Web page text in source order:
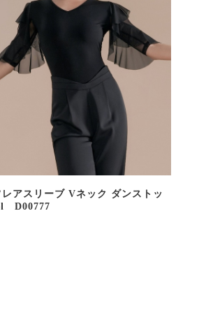
レアスリーブ Vネック ダンストッ
D00777